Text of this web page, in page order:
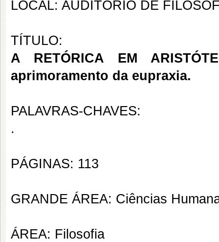
LOCAL: AUDITORIO DE
TÍTULO:
A RETÓRICA EM
aprimoramento da eupraxia.
PALAVRAS-CHAVES:
.
PÁGINAS: 113
GRANDE ÁREA: Ciências
ÁREA: Filosofia